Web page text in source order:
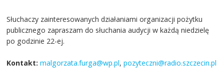
Słuchaczy zainteresowanych działaniami organizacji pożytku
publicznego zapraszam do słuchania audycji w każdą niedzielę
po godzinie 22-ej.
Kontakt: malgorzata.furga@wp.pl,pozyteczni@radio.szczecin.pl